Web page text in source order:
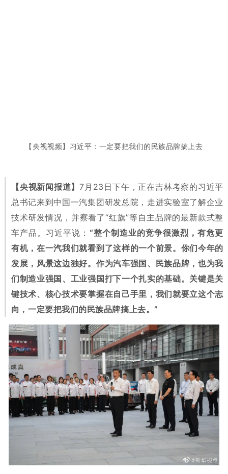
【央视视频】习近平：一定要把我们的民族品牌搞上去
【央视新闻报道】7月23日下午，正在吉林考察的习近平
总书记来到中国一汽集团研发总院，走进实验室了解企业
技术研发情况，并察看了“红旗”等自主品牌的最新款式整
车产品。习近平说： “整个制造业的竞争很激烈，有危更
有机，在一汽我们就看到了这样的一个前景。你们今年的
发展，风景这边独好。作为汽车强国、民族品牌，也为我
们制造业强国、工业强国打下一个扎实的基础。关键是关
键技术、核心技术要掌握在自己手里，我们就要立这个志
向，一定要把我们的民族品牌搞上去。”